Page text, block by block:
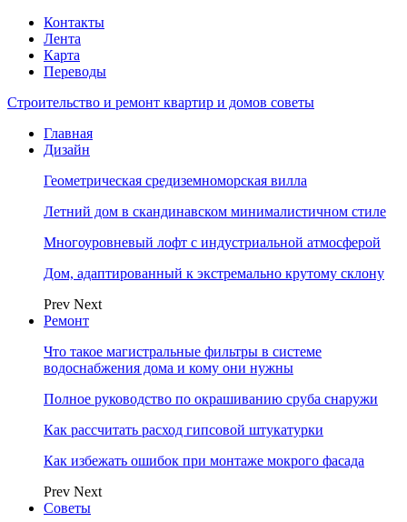
Контакты
Лента
Карта
Переводы
Строительство и ремонт квартир и домов советы
Главная
Дизайн
Геометрическая средиземноморская вилла
Летний дом в скандинавском минималистичном стиле
Многоуровневый лофт с индустриальной атмосферой
Дом, адаптированный к экстремально крутому склону
Prev Next
Ремонт
Что такое магистральные фильтры в системе
водоснабжения дома и кому они нужны
Полное руководство по окрашиванию сруба снаружи
Как рассчитать расход гипсовой штукатурки
Как избежать ошибок при монтаже мокрого фасада
Prev Next
Советы